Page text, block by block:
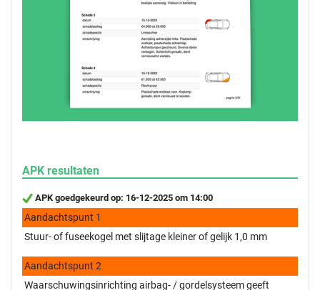
APK resultaten
APK goedgekeurd op: 16-12-2025 om 14:00
Aandachtspunt 1
Stuur- of fuseekogel met slijtage kleiner of gelijk 1,0 mm
Aandachtspunt 2
Waarschuwingsinrichting airbag- / gordelsysteem geeft